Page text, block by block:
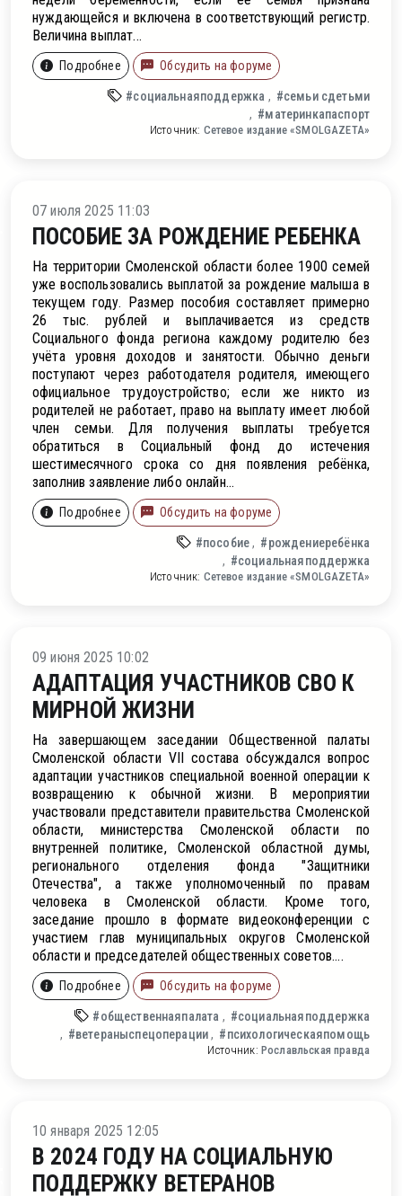
нуждающейся и включена в соответствующий регистр.
Величина выплат...
Подробнее Обсудить на форуме
#социальнаяподдержка
#семьи сдетьми
#материнкапаспорт
Источник: Сетевое издание «SMOLGAZETA»
07 июля 2025 11:03
ПОСОБИЕ ЗА РОЖДЕНИЕ РЕБЕНКА
На территории Смоленской области более 1900 семей
уже воспользовались выплатой за рождение малыша в
текущем году. Размер пособия составляет примерно
26 тыс. рублей и выплачивается из средств
Социального фонда региона каждому родителю без
учёта уровня доходов и занятости. Обычно деньги
поступают через работодателя родителя, имеющего
официальное трудоустройство; если же никто из
родителей не работает, право на выплату имеет любой
член семьи. Для получения выплаты требуется
обратиться в Социальный фонд до истечения
шестимесячного срока со дня появления ребёнка,
заполнив заявление либо онлайн...
Подробнее Обсудить на форуме
#пособие
#рождениеребёнка
#социальнаяподдержка
Источник: Сетевое издание «SMOLGAZETA»
09 июня 2025 10:02
АДАПТАЦИЯ УЧАСТНИКОВ СВО К
МИРНОЙ ЖИЗНИ
На завершающем заседании Общественной палаты
Смоленской области VII состава обсуждался вопрос
адаптации участников специальной военной операции к
возвращению к обычной жизни. В мероприятии
участвовали представители правительства Смоленской
области, министерства Смоленской области по
внутренней политике, Смоленской областной думы,
регионального отделения фонда "Защитники
Отечества", а также уполномоченный по правам
человека в Смоленской области. Кроме того,
заседание прошло в формате видеоконференции с
участием глав муниципальных округов Смоленской
области и председателей общественных советов....
Подробнее Обсудить на форуме
#общественнаяпалата
#социальнаяподдержка
#ветераныспецоперации
#психологическаяпомощь
Источник: Рославльская правда
10 января 2025 12:05
В 2024 ГОДУ НА СОЦИАЛЬНУЮ
ПОДДЕРЖКУ ВЕТЕРАНОВ